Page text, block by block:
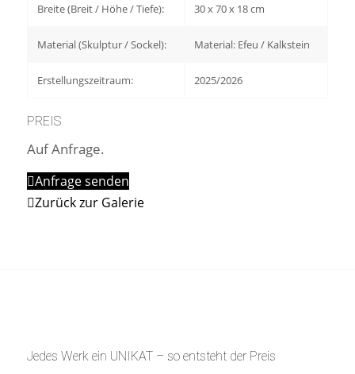
Breite (Breit / Höhe / Tiefe): 30 x 70 x 18 cm
Material (Skulptur / Sockel): Material: Efeu / Kalkstein
Erstellungszeitraum: 2025/2026
PREIS
Auf Anfrage.
Anfrage senden
Zurück zur Galerie
Jedes Werk ein UNIKAT – so entsteht der Preis